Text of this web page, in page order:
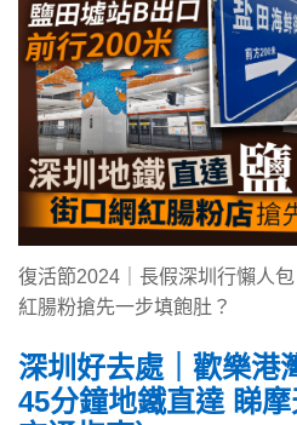
復活節2024｜長假深圳行懶人
紅腸粉搶先一步填飽肚？
深圳好去處｜歡樂港
45分鐘地鐵直達 睇